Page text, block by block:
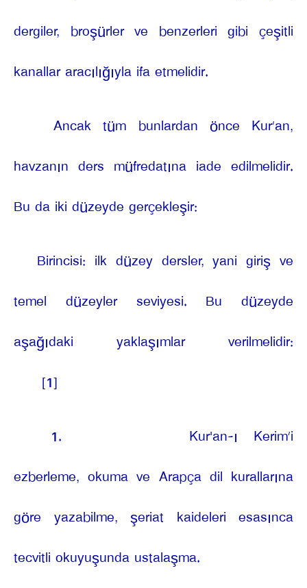
dergiler, broşürler ve benzerleri gibi çeşitli
kanallar aracılığıyla ifa etmelidir.
Ancak tüm bunlardan önce Kur’an,
havzanın ders müfredatına iade edilmelidir.
Bu da iki düzeyde gerçekleşir:
Birincisi: ilk düzey dersler, yani giriş ve
temel düzeyler seviyesi. Bu düzeyde
aşağıdaki yaklaşımlar verilmelidir:
[1]
1.
Kur'an-ı Kerim’i
ezberleme, okuma ve Arapça dil kurallarına
göre yazabilme, şeriat kaideleri esasınca
tecvitli okuyuşunda ustalaşma.